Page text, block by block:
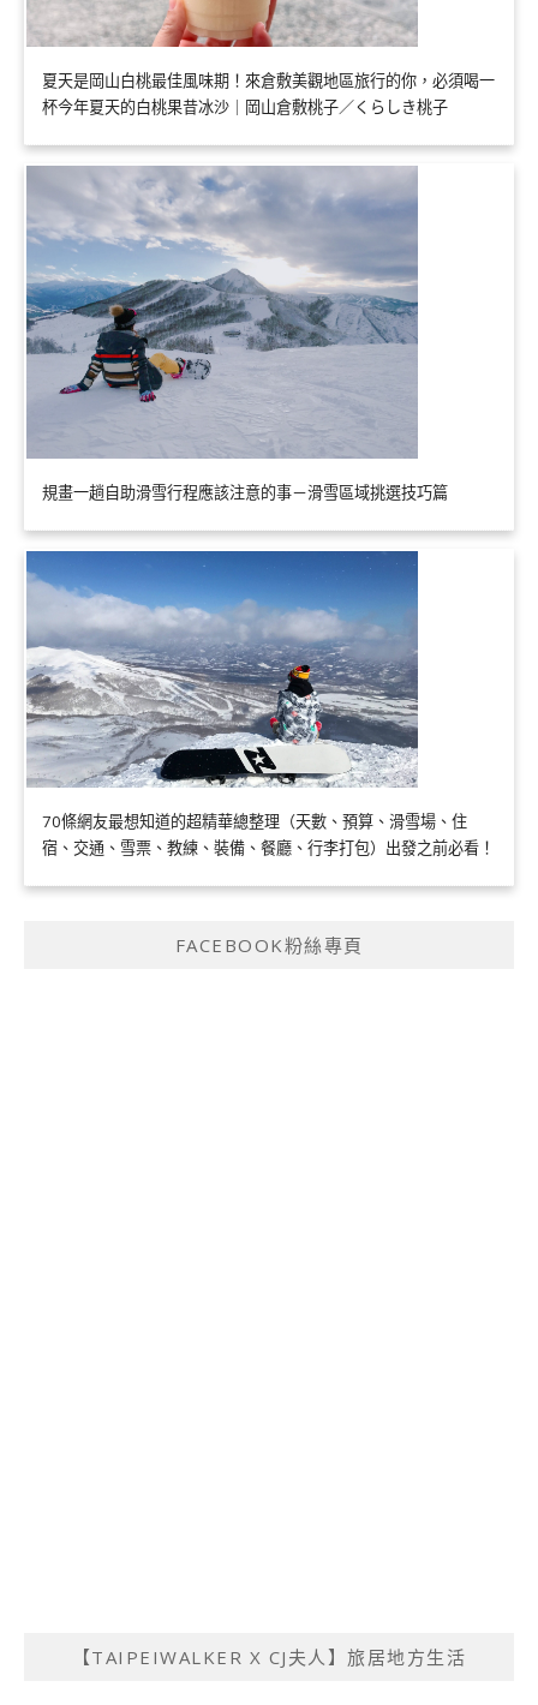
夏天是岡山白桃最佳風味期！來倉敷美觀地區旅行的你，必須喝一
杯今年夏天的白桃果昔冰沙｜岡山倉敷桃子／くらしき桃子
規畫一趟自助滑雪行程應該注意的事－滑雪區域挑選技巧篇
70條網友最想知道的超精華總整理（天數、預算、滑雪場、住
宿、交通、雪票、教練、裝備、餐廳、行李打包）出發之前必看！
FACEBOOK粉絲專頁
【TAIPEIWALKER X CJ夫人】旅居地方生活